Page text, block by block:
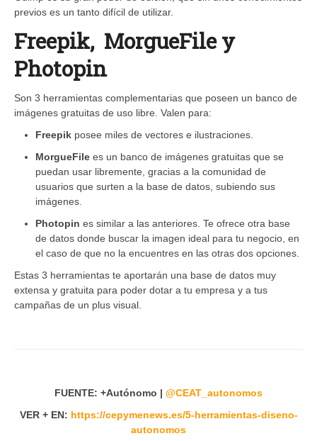
previos es un tanto difícil de utilizar.
Freepik, MorgueFile y
Photopin
Son 3 herramientas complementarias que poseen un banco de
imágenes gratuitas de uso libre. Valen para:
Freepik posee miles de vectores e ilustraciones.
MorgueFile es un banco de imágenes gratuitas que se
puedan usar libremente, gracias a la comunidad de
usuarios que surten a la base de datos, subiendo sus
imágenes.
Photopin es similar a las anteriores. Te ofrece otra base
de datos donde buscar la imagen ideal para tu negocio, en
el caso de que no la encuentres en las otras dos opciones.
Estas 3 herramientas te aportarán una base de datos muy
extensa y gratuita para poder dotar a tu empresa y a tus
campañas de un plus visual.
FUENTE: +Autónomo | @CEAT_autonomos
VER + EN: https://cepymenews.es/5-herramientas-diseno-
autonomos